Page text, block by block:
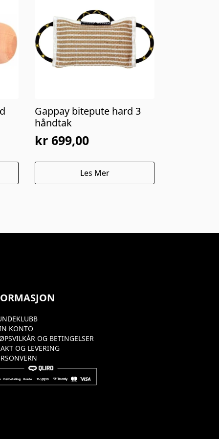
Gappay bitepute hard 3
håndtak
kr 699,00
Les Mer
KONTO
OG BETINGELSER
OG LEVERING